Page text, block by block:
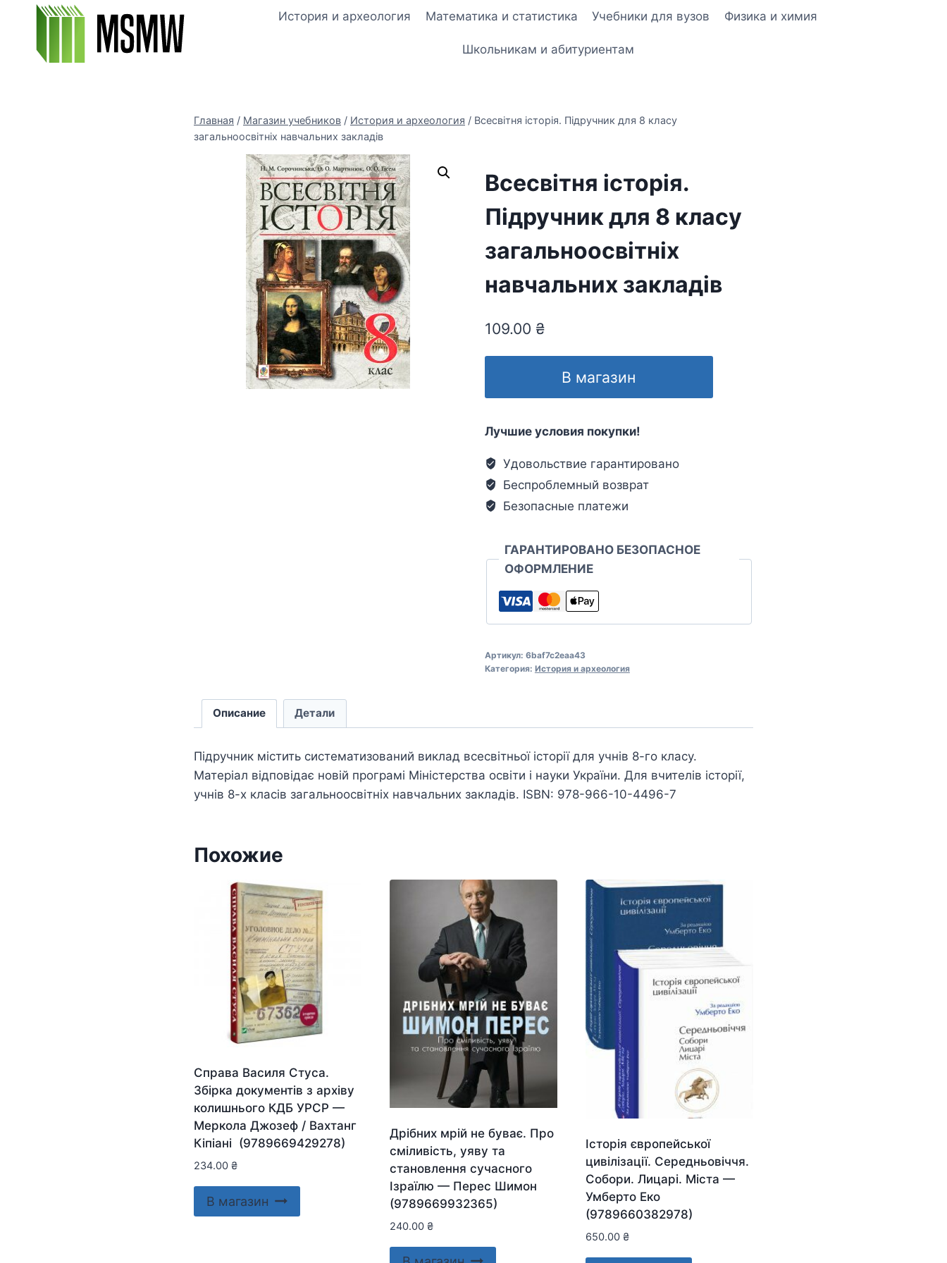
Перейти
содержимому
История и археология Математика и статистика Учебники для вузов Физика и химия
Школьникам и абитуриентам
Главная / Магазин учебников / История и археология / Всесвітня історія. Підручник для 8 класу
загальноосвітніх навчальних закладів
Всесвітня історія.
Підручник для 8 класу
загальноосвітніх
навчальних закладів
109.00 ₴
В магазин
Лучшие условия покупки!
Удовольствие гарантировано
Беспроблемный возврат
Безопасные платежи
ГАРАНТИРОВАНО БЕЗОПАСНОЕ
ОФОРМЛЕНИЕ
Артикул: 6baf7c2eaa43
Категория: История и археология
Описание Детали
Підручник містить систематизований виклад всесвітньої історії для учнів 8-го класу.
Матеріал відповідає новій програмі Міністерства освіти і науки України. Для вчителів історії,
учнів 8-х класів загальноосвітніх навчальних закладів. ISBN: 978-966-10-4496-7
Похожие
Справа Василя Стуса.
Збірка документів з архіву
колишнього КДБ УРСР —
Меркола Джозеф / Вахтанг
Кіпіані (9789669429278)
234.00 ₴
В магазин
Дрібних мрій не буває. Про
сміливість, уяву та
становлення сучасного
Ізраїлю — Перес Шимон
(9789669932365)
240.00 ₴
Історія європейської
цивілізації. Середньовіччя.
Собори. Лицарі. Міста —
Умберто Еко
(9789660382978)
650.00 ₴